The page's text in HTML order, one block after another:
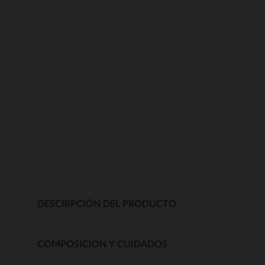
DESCRIPCIÓN DEL PRODUCTO
COMPOSICIÓN Y CUIDADOS